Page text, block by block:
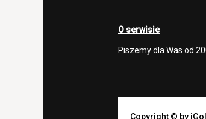
O serwisie
Piszemy dla Was od
Copyright © by